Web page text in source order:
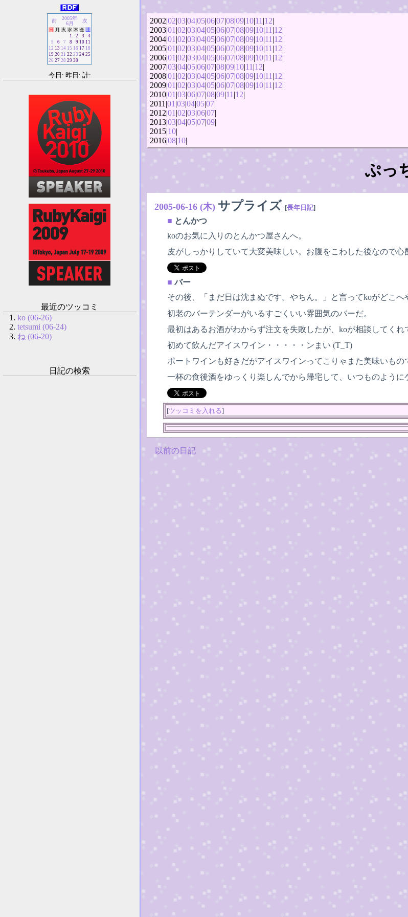
2002|02|03|04|05|06|07|08|09|10|11 |12|
2003|01 |02|03|04|05|06|07|08|09|10|11 |12|
2004|01 |02|03|04|05|06|07|08|09|10|11 |12|
2005|01 |02|03|04|05|06|07|08|09|10|11 |12|
2006|01 |02|03|04|05|06|07|08|09|10|11 |12|
2007|03|04|05|06|07|08|09|10|11 |12|
2008|01 |02|03|04|05|06|07|08|09|10|11 |12|
2009|01 |02|03|04|05|06|07|08|09|10|11 |12|
2010|01 |03|06|07|08|09|11 |12|
2011|01 |03|04|05|07|
2012|01 |02|03|06|07|
2013|03|04|05|07|09|
2015|10|
2016|08|10|
ぷっ
2005-06-16 (木) サプライズ [長年日記]
■ とんかつ
koのお気に入りのとんかつ屋さんへ。
皮がしっかりしていて大変美味しい。お腹をこわした後なので心
■ バー
その後、「まだ日は沈まぬです。やちん。」と言ってkoがどこ
初老のバーテンダーがいるすごくいい雰囲気のバーだ。
最初はあるお酒がわからず注文を失敗したが、koが相談してくれ
初めて飲んだアイスワイン・・・・・ンまい (T_T)
ポートワインも好きだがアイスワインってこりゃまた美味いもの
一杯の食後酒をゆっくり楽しんでから帰宅して、いつものように
[ツッコミを入れる]
以前の日記
前
2005年
6月
次
日 月 火 水 木 金 土
1
2 3
4
5
6 7 8 9 10 11
12 13 14 15 16 17 18
19 20 21 22 23 24 25
26 27 28 29 30
今日: 昨日: 計:
最近のツッコミ
ko (06-26)
tetsumi (06-24)
ね (06-20)
日記の検索